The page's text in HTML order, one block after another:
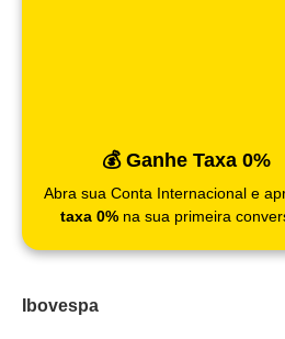
💰 Ganhe Taxa 0%
Abra sua Conta Internacional e
taxa 0% na sua primeira
Ibovespa